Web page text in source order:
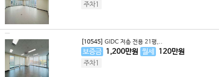
주차1
[10545] GIDC 저층 전용 21평,..
보증금 1,200만원 월세 120만원
주차1